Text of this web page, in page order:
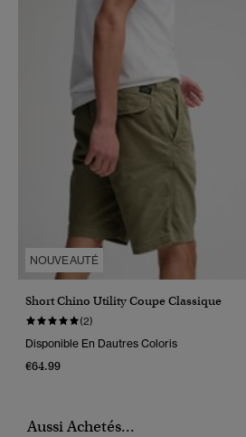
NOUVEAUTÉ
Short Chino Utility Coupe Classique
(2)
Disponible En Dautres Coloris
€64.99
Aussi Achetés...